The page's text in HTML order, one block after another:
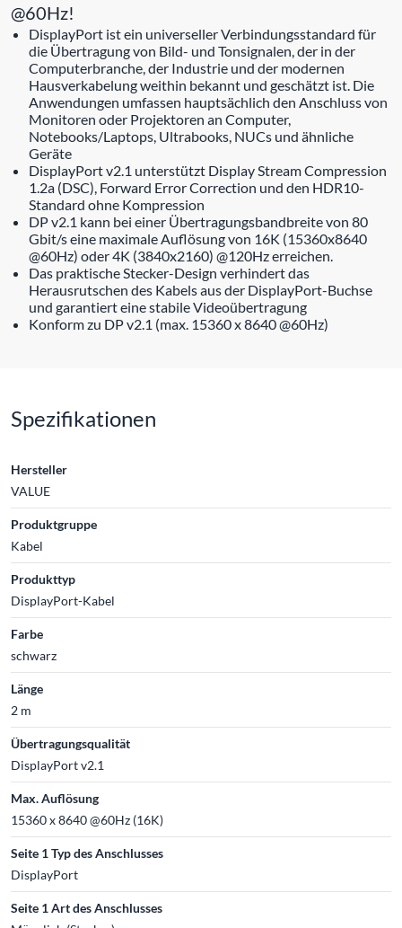
@60Hz!
DisplayPort ist ein universeller Verbindungsstandard für
die Übertragung von Bild- und Tonsignalen, der in der
Computerbranche, der Industrie und der modernen
Hausverkabelung weithin bekannt und geschätzt ist. Die
Anwendungen umfassen hauptsächlich den Anschluss von
Monitoren oder Projektoren an Computer,
Notebooks/Laptops, Ultrabooks, NUCs und ähnliche
Geräte
DisplayPort v2.1 unterstützt Display Stream Compression
1.2a (DSC), Forward Error Correction und den HDR10-
Standard ohne Kompression
DP v2.1 kann bei einer Übertragungsbandbreite von 80
Gbit/s eine maximale Auflösung von 16K (15360x8640
@60Hz) oder 4K (3840x2160) @120Hz erreichen.
Das praktische Stecker-Design verhindert das
Herausrutschen des Kabels aus der DisplayPort-Buchse
und garantiert eine stabile Videoübertragung
Konform zu DP v2.1 (max. 15360 x 8640 @60Hz)
Spezifikationen
Hersteller
VALUE
Produktgruppe
Kabel
Produkttyp
DisplayPort-Kabel
Farbe
schwarz
Länge
2 m
Übertragungsqualität
DisplayPort v2.1
Max. Auflösung
15360 x 8640 @60Hz (16K)
Seite 1 Typ des Anschlusses
DisplayPort
Seite 1 Art des Anschlusses